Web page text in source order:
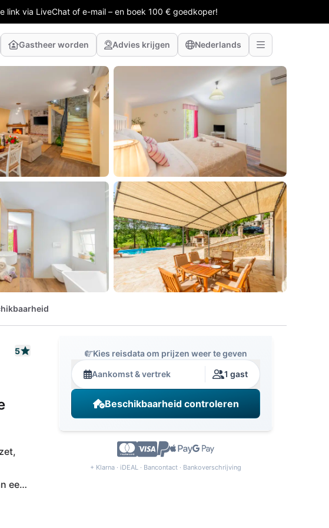
link via LiveChat of e-mail – en boek 100 € goedkoper!
Gastheer worden Advies krijgen Nederlands
5
een
Kies reisdata om prijzen weer te geven
Aankomst & vertrek 1 gast
Beschikbaarheid controleren
+ Klarna · iDEAL · Bancontact · Bankoverschrijving